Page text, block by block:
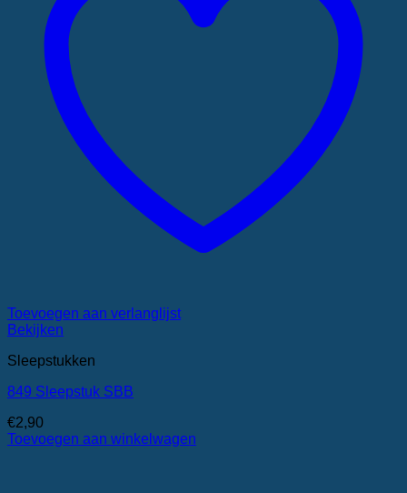
Toevoegen aan verlanglijst
Bekijken
Sleepstukken
849 Sleepstuk SBB
€2,90
Toevoegen aan winkelwagen